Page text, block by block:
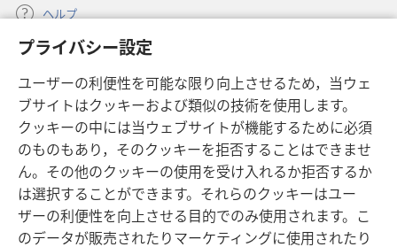
プライバシー設定
ユーザーの利便性を可能な限り向上させるため，当ウェ
ブサイトはクッキーおよび類似の技術を使用します。
クッキーの中には当ウェブサイトが機能するために必須
のものもあり，そのクッキーを拒否することはできませ
ん。その他のクッキーの使用を受け入れるか拒否するか
は選択することができます。それらのクッキーはユー
ザーの利便性を向上させる目的でのみ使用されます。こ
のデータが販売されたりマーケティングに使用されたり
ヘルプ
寄付
し
い
タ
ブ
で
開
く）
ものみの塔 オンライン・ライブラリー
（新
し
い
タ
ブ
で
開
JW Hub ®
（新
し
い
タ
ブ
JW Library ®
Watchtower Library®